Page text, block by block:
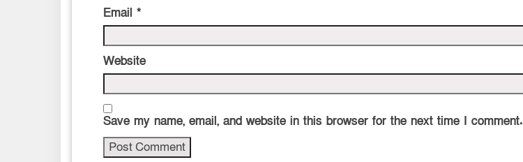
Email *
Website
Save my name, email, and website in this browser for the next time I comment.